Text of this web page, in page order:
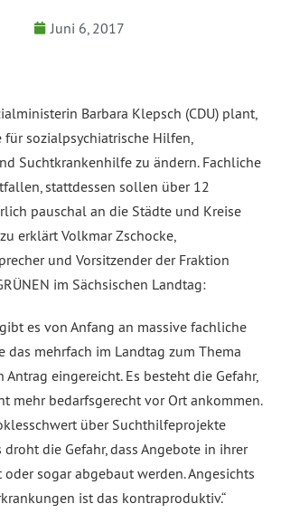
Juni 6, 2017
Barbara Klepsch (CDU) plant,
sozialpsychiatrische Hilfen,
Suchtkrankenhilfe zu ändern. Fachliche
stattdessen sollen über 12
pauschal an die Städte und Kreise
erklärt Volkmar Zschocke,
und Vorsitzender der Fraktion
im Sächsischen Landtag:
es von Anfang an massive fachliche
das mehrfach im Landtag zum Thema
eingereicht. Es besteht die Gefahr,
mehr bedarfsgerecht vor Ort ankommen.
über Suchthilfeprojekte
die Gefahr, dass Angebote in ihrer
sogar abgebaut werden. Angesichts
ist das kontraproduktiv.“